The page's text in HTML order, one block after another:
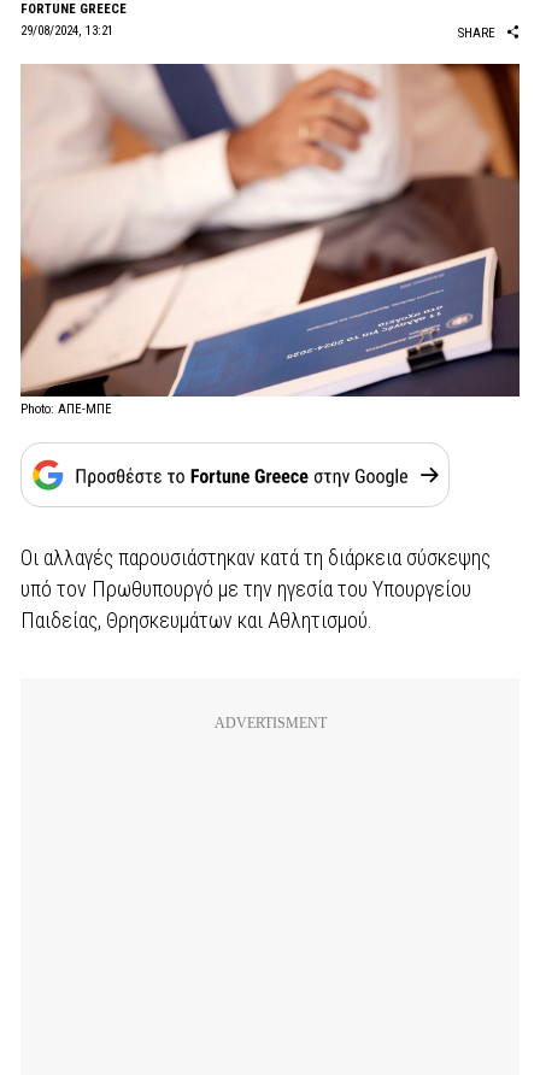
FORTUNE GREECE
29/08/2024, 13:21
SHARE
Photo: ΑΠΕ-ΜΠΕ
Οι αλλαγές παρουσιάστηκαν κατά τη διάρκεια σύσκεψης
υπό τον Πρωθυπουργό με την ηγεσία του Υπουργείου
Παιδείας, Θρησκευμάτων και Αθλητισμού.